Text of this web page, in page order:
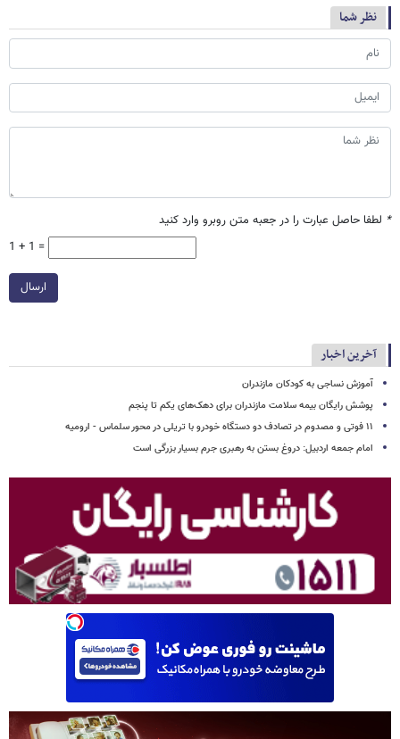
نظر شما
* لطفا حاصل عبارت را در جعبه متن روبرو وارد کنید
1 + 1 =
ارسال
آخرین اخبار
آموزش نساجی به کودکان مازندران
پوشش رایگان بیمه سلامت مازندران برای دهک‌های یکم تا پنجم
۱۱ فوتی و مصدوم در تصادف دو دستگاه خودرو با تریلی در محور سلماس - ارومیه
امام جمعه اردبیل: دروغ بستن به رهبری جرم بسیار بزرگی است